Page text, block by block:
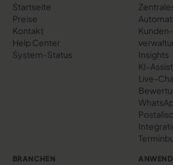
Startseite
Preise
Kontakt
Help Center
System-Status
Insights
KI-
Live-
BRANCHEN